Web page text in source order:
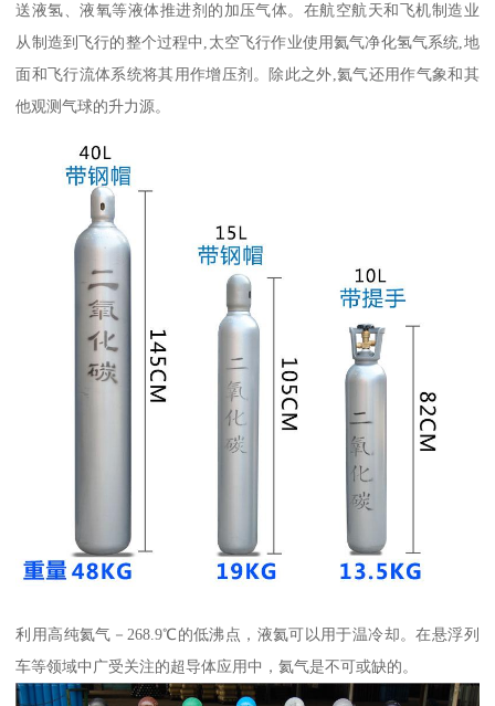
送液氢、液氧等液体推进剂的加压气体。在航空航天和飞机制造业
从制造到飞行的整个过程中,太空飞行作业使用氦气净化氢气系统,地
面和飞行流体系统将其用作增压剂。除此之外,氦气还用作气象和其
他观测气球的升力源。
利用高纯氦气－268.9℃的低沸点，液氦可以用于温冷却。在悬浮列
车等领域中广受关注的超导体应用中，氦气是不可或缺的。